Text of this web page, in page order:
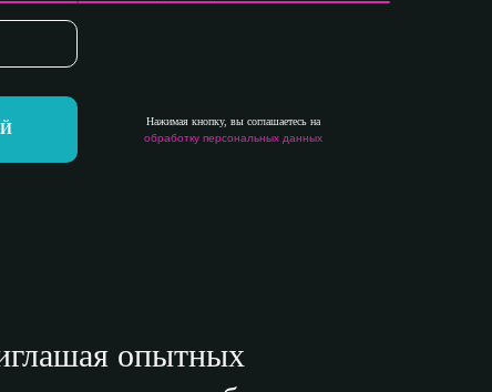
Нажимая кнопку, вы соглашаетесь на
обработку персональных данных
опытных